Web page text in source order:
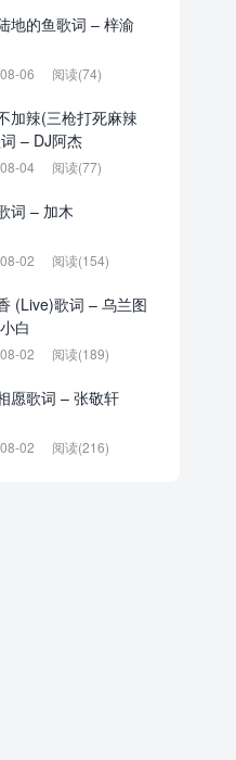
地的鱼歌词 – 梓渝
06 阅读(74)
加辣(三枪打死麻辣
– DJ阿杰
04 阅读(77)
词 – 加木
02 阅读(154)
(Live)歌词 – 乌兰图
白
02 阅读(189)
愿歌词 – 张敬轩
02 阅读(216)